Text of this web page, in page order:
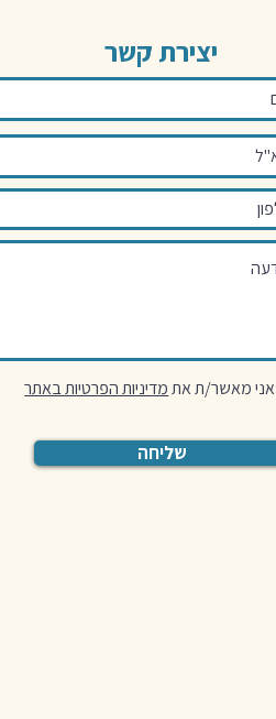
יצירת קשר
אני מאשר/ת את מדיניות הפרטיות באתר
שליחה